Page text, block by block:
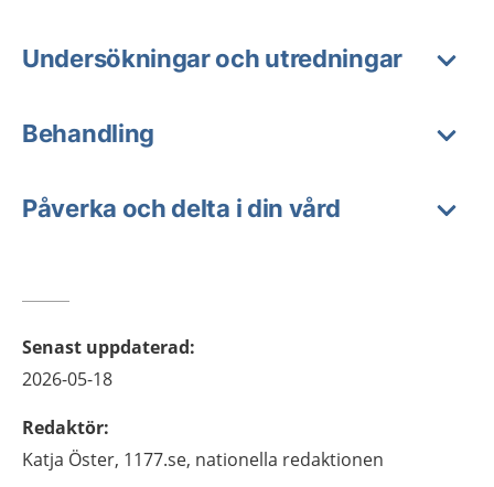
Undersökningar och utredningar
Behandling
Påverka och delta i din vård
Senast uppdaterad:
2026-05-18
Redaktör:
Katja Öster, 1177.se, nationella redaktionen